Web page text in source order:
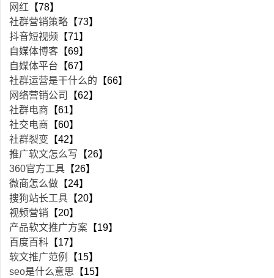
网红 【78】
社群营销策略 【73】
抖音短视频 【71】
自媒体博客 【69】
自媒体平台 【67】
社群运营是干什么的 【66】
网络营销公司
【62】
社群电商 【61】
社交电商 【60】
社群裂变 【42】
推广软文怎么写 【26】
360官方工具 【26】
微商怎么做 【24】
搜狗站长工具 【20】
视频营销 【20】
产品软文推广方案 【19】
百度百科 【17】
软文推广范例
【15】
seo是什么意思 【15】